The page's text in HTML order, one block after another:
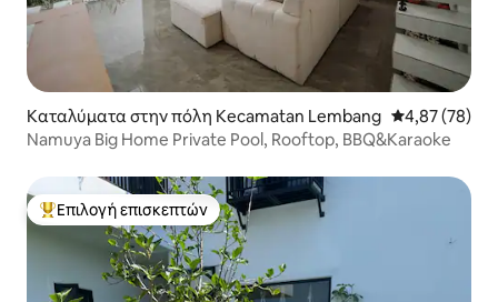
Καταλύματα στην πόλη Kecamatan Lembang Μέση
4,87 (78)
Namuya Big Home Private Pool, Rooftop, BBQ&Karaoke
Κορυφαία επιλογή επισκεπτών
Επιλογή επισκεπτών